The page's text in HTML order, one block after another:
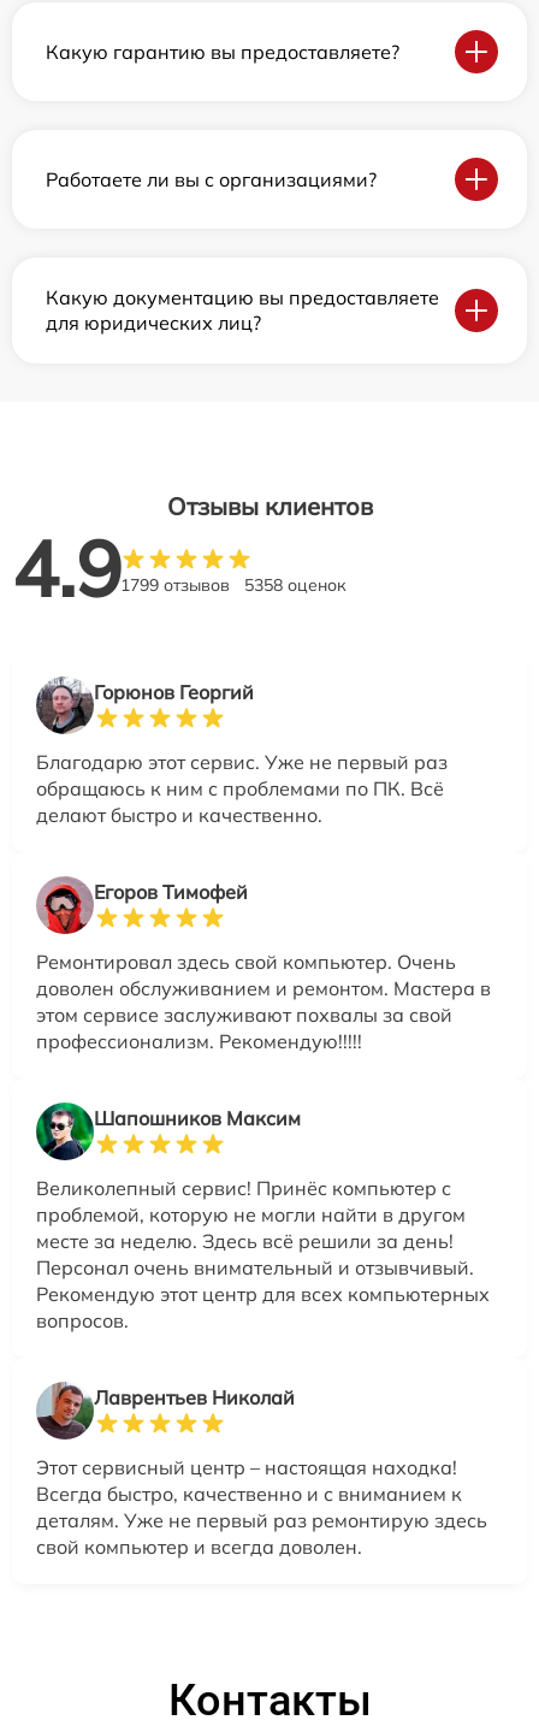
Какую гарантию вы предоставляете?
Работаете ли вы с организациями?
Какую документацию вы предоставляете
для юридических лиц?
Отзывы клиентов
4.91799 отзывов 5358 оценок
Горюнов Георгий
Благодарю этот сервис. Уже не первый раз
обращаюсь к ним с проблемами по ПК. Всё
делают быстро и качественно.
Егоров Тимофей
Ремонтировал здесь свой компьютер. Очень
доволен обслуживанием и ремонтом. Мастера в
этом сервисе заслуживают похвалы за свой
профессионализм. Рекомендую!!!!!
Шапошников Максим
Великолепный сервис! Принёс компьютер с
проблемой, которую не могли найти в другом
месте за неделю. Здесь всё решили за день!
Персонал очень внимательный и отзывчивый.
Рекомендую этот центр для всех компьютерных
вопросов.
Лаврентьев Николай
Этот сервисный центр – настоящая находка!
Всегда быстро, качественно и с вниманием к
деталям. Уже не первый раз ремонтирую здесь
свой компьютер и всегда доволен.
Контакты